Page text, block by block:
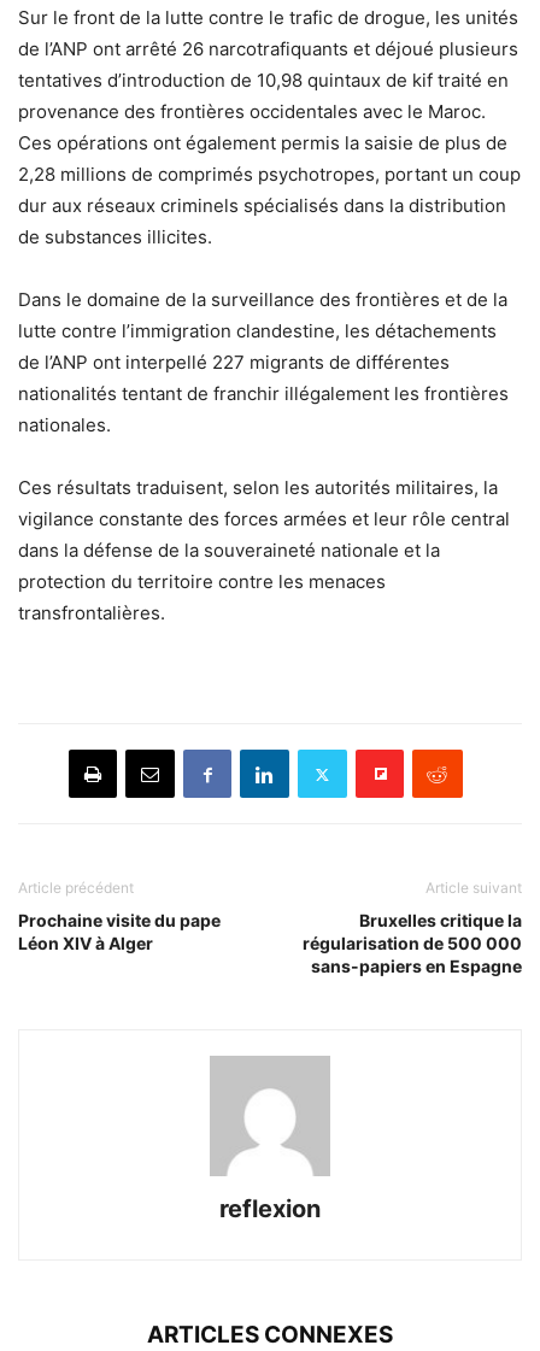
Sur le front de la lutte contre le trafic de drogue, les unités
de l’ANP ont arrêté 26 narcotrafiquants et déjoué plusieurs
tentatives d’introduction de 10,98 quintaux de kif traité en
provenance des frontières occidentales avec le Maroc.
Ces opérations ont également permis la saisie de plus de
2,28 millions de comprimés psychotropes, portant un coup
dur aux réseaux criminels spécialisés dans la distribution
de substances illicites.
Dans le domaine de la surveillance des frontières et de la
lutte contre l’immigration clandestine, les détachements
de l’ANP ont interpellé 227 migrants de différentes
nationalités tentant de franchir illégalement les frontières
nationales.
Ces résultats traduisent, selon les autorités militaires, la
vigilance constante des forces armées et leur rôle central
dans la défense de la souveraineté nationale et la
protection du territoire contre les menaces
transfrontalières.
Article précédent
Prochaine visite du pape
Léon XIV à Alger
Article suivant
Bruxelles critique la
régularisation de 500 000
sans-papiers en Espagne
reflexion
ARTICLES CONNEXES